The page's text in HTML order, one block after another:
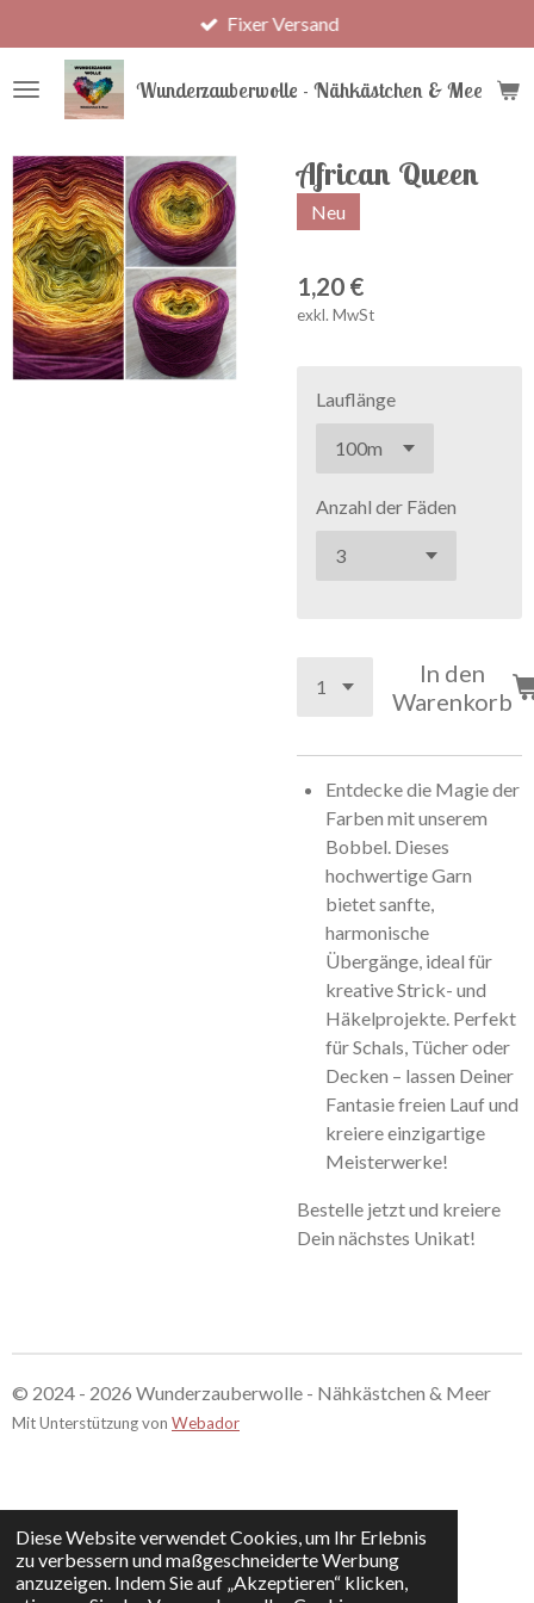
Diese Website verwendet Cookies, um Ihr Erlebnis
zu verbessern und maßgeschneiderte Werbung
anzuzeigen. Indem Sie auf „Akzeptieren“ klicken,
Hauptinhalt
springen
Wunderzauberwolle - Nähkästchen & Meer
Fixer Versand
African Queen
Neu
1,20 €
exkl. MwSt
Lauflänge
Anzahl der Fäden
In den
Warenkorb
Entdecke die Magie der
Farben mit unserem
Bobbel. Dieses
hochwertige Garn
bietet sanfte,
harmonische
Übergänge, ideal für
kreative Strick- und
Häkelprojekte. Perfekt
für Schals, Tücher oder
Decken – lassen Deiner
Fantasie freien Lauf und
kreiere einzigartige
Meisterwerke!
Bestelle jetzt und kreiere
Dein nächstes Unikat!
© 2024 - 2026 Wunderzauberwolle - Nähkästchen & Meer
Mit Unterstützung von Webador